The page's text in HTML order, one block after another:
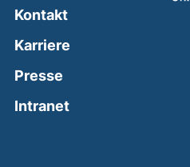
Kontakt
Karriere
Presse
Intranet(external link,